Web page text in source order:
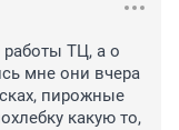
ТЦ, а о
мне они вчера
пирожные
какую то,